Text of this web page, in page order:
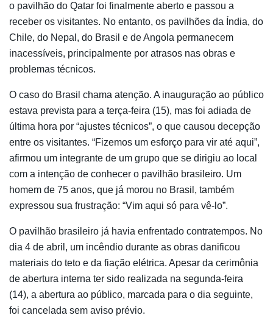
o pavilhão do Qatar foi finalmente aberto e passou a
receber os visitantes. No entanto, os pavilhões da Índia, do
Chile, do Nepal, do Brasil e de Angola permanecem
inacessíveis, principalmente por atrasos nas obras e
problemas técnicos.
O caso do Brasil chama atenção. A inauguração ao público
estava prevista para a terça-feira (15), mas foi adiada de
última hora por “ajustes técnicos”, o que causou decepção
entre os visitantes. “Fizemos um esforço para vir até aqui”,
afirmou um integrante de um grupo que se dirigiu ao local
com a intenção de conhecer o pavilhão brasileiro. Um
homem de 75 anos, que já morou no Brasil, também
expressou sua frustração: “Vim aqui só para vê-lo”.
O pavilhão brasileiro já havia enfrentado contratempos. No
dia 4 de abril, um incêndio durante as obras danificou
materiais do teto e da fiação elétrica. Apesar da cerimônia
de abertura interna ter sido realizada na segunda-feira
(14), a abertura ao público, marcada para o dia seguinte,
foi cancelada sem aviso prévio.